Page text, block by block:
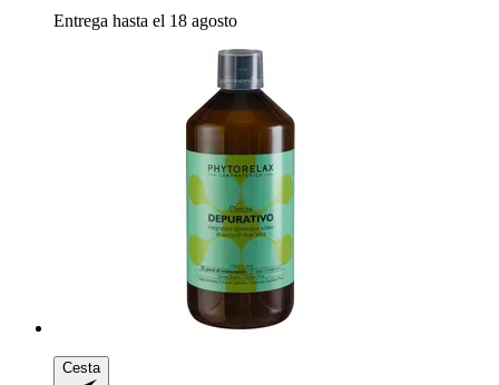
Entrega hasta el 18 agosto
Cesta